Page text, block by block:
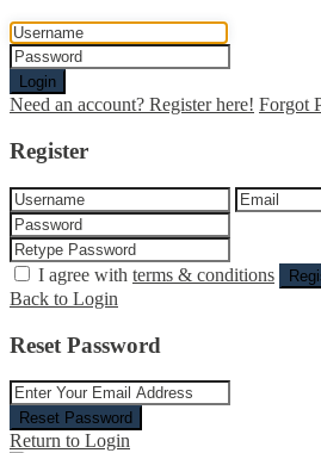
Login
Need an account? Register here! Forgot
Register
I agree with terms & conditions
Back to Login
Reset Password
Reset Password
Return to Login